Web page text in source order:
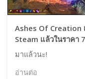
Ashes Of Creation
Steam แล้วในราคา
มาแล้วนะ!
อ่านต่อ